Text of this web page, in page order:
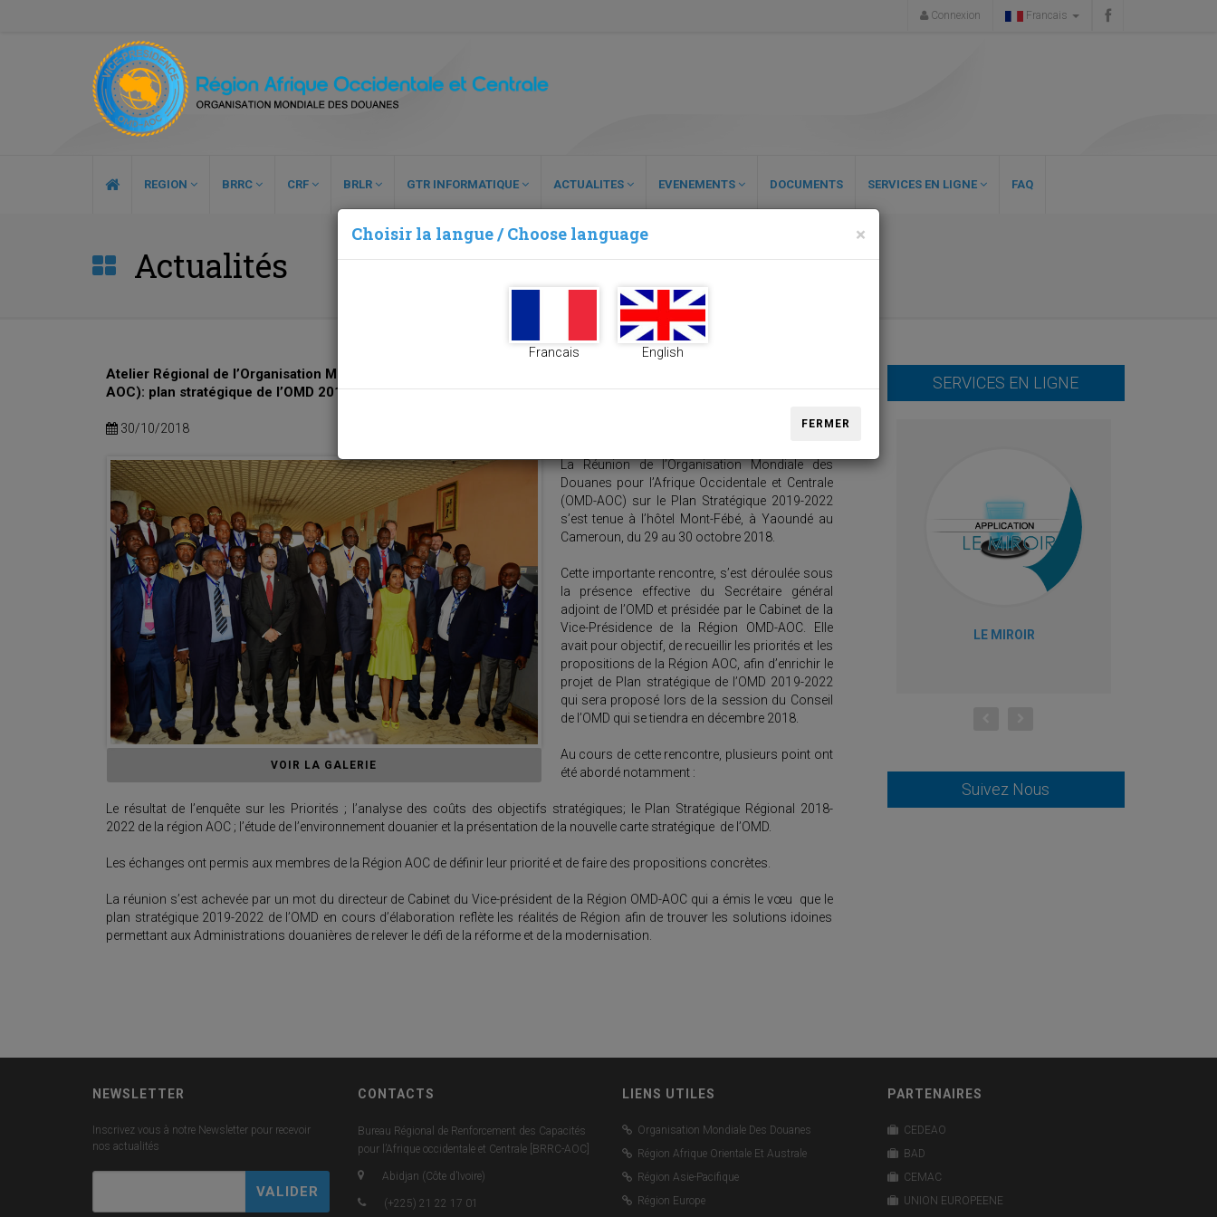
Connexion Francais
REGION BRRC CRF BRLR GTR INFORMATIQUE ACTUALITES EVENEMENTS DOCUMENTS SERVICES EN LIGNE FAQ
Actualités
Atelier Régional de l’Organisation Mondiale des Douanes (OMD) pour l’Afrique Occidentale et Centrale (OMD-
AOC): plan stratégique de l’OMD 2019-2022
30/10/2018
VOIR LA GALERIE
La Réunion de l’Organisation Mondiale des
Douanes pour l’Afrique Occidentale et Centrale
(OMD-AOC) sur le Plan Stratégique 2019-2022
s’est tenue à l’hôtel Mont-Fébé, à Yaoundé au
Cameroun, du 29 au 30 octobre 2018.
Cette importante rencontre, s’est déroulée sous
la présence effective du Secrétaire général
adjoint de l’OMD et présidée par le Cabinet de la
Vice-Présidence de la Région OMD-AOC. Elle
avait pour objectif, de recueillir les priorités et les
propositions de la Région AOC, afin d’enrichir le
projet de Plan stratégique de l’OMD 2019-2022
qui sera proposé lors de la session du Conseil
de l’OMD qui se tiendra en décembre 2018.
Au cours de cette rencontre, plusieurs point ont
été abordé notamment :
Le résultat de l’enquête sur les Priorités ; l’analyse des coûts des objectifs stratégiques; le Plan Stratégique Régional 2018-
2022 de la région AOC ; l’étude de l’environnement douanier et la présentation de la nouvelle carte stratégique de l’OMD.
Les échanges ont permis aux membres de la Région AOC de définir leur priorité et de faire des propositions concrètes.
La réunion s’est achevée par un mot du directeur de Cabinet du Vice-président de la Région OMD-AOC qui a émis le vœu que le
plan stratégique 2019-2022 de l’OMD en cours d’élaboration reflète les réalités de Région afin de trouver les solutions idoines
permettant aux Administrations douanières de relever le défi de la réforme et de la modernisation.
SERVICES EN LIGNE
LE MIROIR
Suivez Nous
Choisir la langue / Choose language ×
Francais English
FERMER
NEWSLETTER
Inscrivez vous à notre Newsletter pour recevoir
nos actualités
CONTACTS
Bureau Régional de Renforcement des Capacités
pour l’Afrique occidentale et Centrale [BRRC-AOC]
Abidjan (Côte d’Ivoire)
(+225) 21 22 17 01
LIENS UTILES
Organisation Mondiale Des Douanes
Région Afrique Orientale Et Australe
Région Asie-Pacifique
Région Europe
PARTENAIRES
CEDEAO
BAD
CEMAC
UNION EUROPEENE